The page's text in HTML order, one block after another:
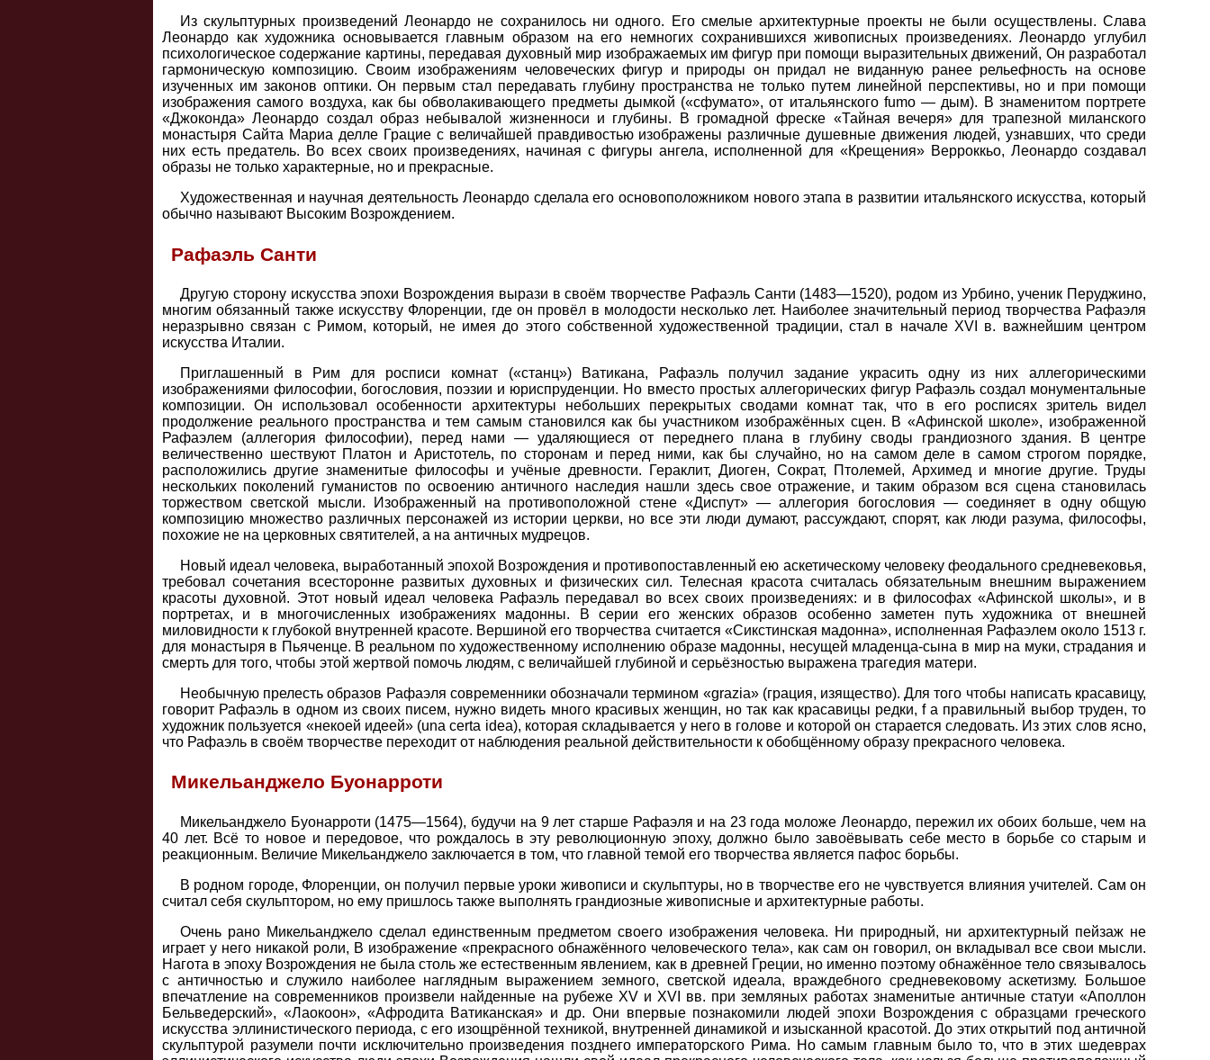
Из скульптурных произведений Леонардо не сохранилось ни одного. Его смелые архитектурные проекты не были осуществлены. Слава
Леонардо как художника основывается главным образом на его немногих сохранившихся живописных произведениях. Леонардо углубил
психологическое содержание картины, передавая духовный мир изображаемых им фигур при помощи выразительных движений, Он разработал
гармоническую композицию. Своим изображениям человеческих фигур и природы он придал не виданную ранее рельефность на основе
изученных им законов оптики. Он первым стал передавать глубину пространства не только путем линейной перспективы, но и при помощи
изображения самого воздуха, как бы обволакивающего предметы дымкой («сфумато», от итальянского fumо — дым). В знаменитом портрете
«Джоконда» Леонардо создал образ небывалой жизненноси и глубины. В громадной фреске «Тайная вечеря» для трапезной миланского
монастыря Сайта Мариа делле Грацие с величайшей правдивостью изображены различные душевные движения людей, узнавших, что среди
них есть предатель. Во всех своих произведениях, начиная с фигуры ангела, исполненной для «Крещения» Верроккьо, Леонардо создавал
образы не только характерные, но и прекрасные.
Художественная и научная деятельность Леонардо сделала его основоположником нового этапа в развитии итальянского искусства, который
обычно называют Высоким Возрождением.
Рафаэль Санти
Другую сторону искусства эпохи Возрождения вырази в своём творчестве Рафаэль Санти (1483—1520), родом из Урбино, ученик Перуджино,
многим обязанный также искусству Флоренции, где он провёл в молодости несколько лет. Наиболее значительный период творчества Рафаэля
неразрывно связан с Римом, который, не имея до этого собственной художественной традиции, стал в начале XVI в. важнейшим центром
искусства Италии.
Приглашенный в Рим для росписи комнат («станц») Ватикана, Рафаэль получил задание украсить одну из них аллегорическими
изображениями философии, богословия, поэзии и юриспруденции. Но вместо простых аллегорических фигур Рафаэль создал монументальные
композиции. Он использовал особенности архитектуры небольших перекрытых сводами комнат так, что в его росписях зритель видел
продолжение реального пространства и тем самым становился как бы участником изображённых сцен. В «Афинской школе», изображенной
Рафаэлем (аллегория философии), перед нами — удаляющиеся от переднего плана в глубину своды грандиозного здания. В центре
величественно шествуют Платон и Аристотель, по сторонам и перед ними, как бы случайно, но на самом деле в самом строгом порядке,
расположились другие знаменитые философы и учёные древности. Гераклит, Диоген, Сократ, Птолемей, Архимед и многие другие. Труды
нескольких поколений гуманистов по освоению античного наследия нашли здесь свое отражение, и таким образом вся сцена становилась
торжеством светской мысли. Изображенный на противоположной стене «Диспут» — аллегория богословия — соединяет в одну общую
композицию множество различных персонажей из истории церкви, но все эти люди думают, рассуждают, спорят, как люди разума, философы,
похожие не на церковных святителей, а на античных мудрецов.
Новый идеал человека, выработанный эпохой Возрождения и противопоставленный ею аскетическому человеку феодального средневековья,
требовал сочетания всесторонне развитых духовных и физических сил. Телесная красота считалась обязательным внешним выражением
красоты духовной. Этот новый идеал человека Рафаэль передавал во всех своих произведениях: и в философах «Афинской школы», и в
портретах, и в многочисленных изображениях мадонны. В серии его женских образов особенно заметен путь художника от внешней
миловидности к глубокой внутренней красоте. Вершиной его творчества считается «Сикстинская мадонна», исполненная Рафаэлем около 1513 г.
для монастыря в Пьяченце. В реальном по художественному исполнению образе мадонны, несущей младенца-сына в мир на муки, страдания и
смерть для того, чтобы этой жертвой помочь людям, с величайшей глубиной и серьёзностью выражена трагедия матери.
Необычную прелесть образов Рафаэля современники обозначали термином «grazia» (грация, изящество). Для того чтобы написать красавицу,
говорит Рафаэль в одном из своих писем, нужно видеть много красивых женщин, но так как красавицы редки, f а правильный выбор труден, то
художник пользуется «некоей идеей» (una certa idea), которая складывается у него в голове и которой он старается следовать. Из этих слов ясно,
что Рафаэль в своём творчестве переходит от наблюдения реальной действительности к обобщённому образу прекрасного человека.
Микельанджело Буонарроти
Микельанджело Буонарроти (1475—1564), будучи на 9 лет старше Рафаэля и на 23 года моложе Леонардо, пережил их обоих больше, чем на
40 лет. Всё то новое и передовое, что рождалось в эту революционную эпоху, должно было завоёвывать себе место в борьбе со старым и
реакционным. Величие Микельанджело заключается в том, что главной темой его творчества является пафос борьбы.
В родном городе, Флоренции, он получил первые уроки живописи и скульптуры, но в творчестве его не чувствуется влияния учителей. Сам он
считал себя скульптором, но ему пришлось также выполнять грандиозные живописные и архитектурные работы.
Очень рано Микельанджело сделал единственным предметом своего изображения человека. Ни природный, ни архитектурный пейзаж не
играет у него никакой роли, В изображение «прекрасного обнажённого человеческого тела», как сам он говорил, он вкладывал все свои мысли.
Нагота в эпоху Возрождения не была столь же естественным явлением, как в древней Греции, но именно поэтому обнажённое тело связывалось
с античностью и служило наиболее наглядным выражением земного, светской идеала, враждебного средневековому аскетизму. Большое
впечатление на современников произвели найденные на рубеже XV и XVI вв. при земляных работах знаменитые античные статуи «Аполлон
Бельведерский», «Лаокоон», «Афродита Ватиканская» и др. Они впервые познакомили людей эпохи Возрождения с образцами греческого
искусства эллинистического периода, с его изощрённой техникой, внутренней динамикой и изысканной красотой. До этих открытий под античной
скульптурой разумели почти исключительно произведения позднего императорского Рима. Но самым главным было то, что в этих шедеврах